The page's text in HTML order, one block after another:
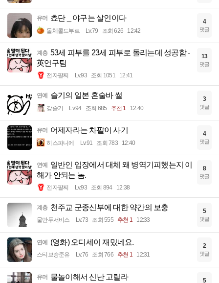
유머 쵸단 _ 야구는 살인이다
돌체콜드부르 Lv.79 조회 626 12:42
4
댓글
계층 53세 피부를 23세 피부로 돌리는데 성공함 -
英연구팀
전자팔찌 Lv.93 조회 1051 12:41
13
댓글
연예 슬기의 일본 혼술바 썰
강슬기 Lv.94 조회 685 추천 1 12:40
3
댓글
유머 어제자라는 차팔이 사기
히스파니에 Lv.91 조회 783 12:40
4
댓글
연예
일반인 입장에서 대체 왜 병역기피했는지 이
해가 안되는 놈.
전자팔찌 Lv.93 조회 894 12:38
8
댓글
계층 천주교 군종신부에 대한 약간의 보충
물만두서비스 Lv.73 조회 555 추천 1 12:33
5
댓글
연예 (영화) 오디세이 재밌네요.
스티브승준유 Lv.76 조회 766 추천 1 12:31
2
댓글
유머 물놀이해서 신난 고릴라 5